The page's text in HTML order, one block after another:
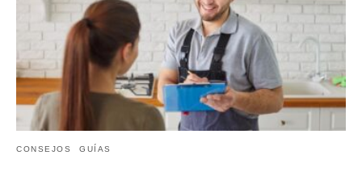
CONSEJOS GUÍAS